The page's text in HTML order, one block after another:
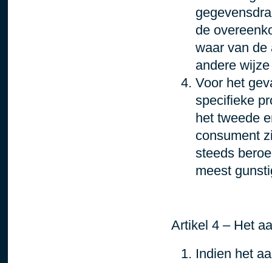
de
waar van de
andere
Voor het
specifieke
het tweede
consument
steeds
meest
Artikel 4 – Het
Indien het